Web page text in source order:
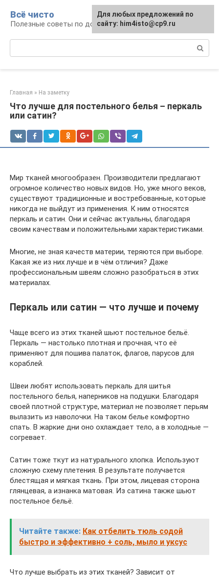
контенту
Всё чисто
Полезные советы по домоводству
Главная » На заметку
Что лучше для постельного белья – перкаль
или сатин?
Мир тканей многообразен. Производители предлагают
огромное количество новых видов. Но, уже много веков,
существуют традиционные и востребованные, которые
никогда не выйдут из применения. К ним относятся
перкаль и сатин. Они и сейчас актуальны, благодаря
своим качествам и положительными характеристиками.
Многие, не зная качеств материи, теряются при выборе.
Какая же из них лучше и в чём отличия? Даже
профессиональным швеям сложно разобраться в этих
материалах.
Перкаль или сатин — что лучше и почему
Чаще всего из этих тканей шьют постельное бельё.
Перкаль — настолько плотная и прочная, что её
применяют для пошива палаток, флагов, парусов для
кораблей.
Швеи любят использовать перкаль для шитья
постельного белья, наперников на подушки. Благодаря
своей плотной структуре, материал не позволяет перьям
вылазить из наволочки. На таком белье комфортно
спать. В жаркие дни оно охлаждает тело, а в холодные —
согревает.
Сатин тоже ткут из натурального хлопка. Используют
сложную схему плетения. В результате получается
блестящая и мягкая ткань. При этом, лицевая сторона
глянцевая, а изнанка матовая. Из сатина также шьют
постельное бельё.
Читайте также: Как отбелить тюль содой
быстро и эффективно + соль, мыло и уксус
Что лучше выбрать из этих тканей? Зависит от
Для любых предложений по
сайту: him4isto@cp9.ru